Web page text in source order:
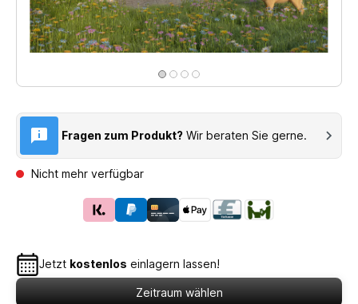
Fragen zum Produkt? Wir beraten Sie gerne.
Nicht mehr verfügbar
Jetzt kostenlos einlagern lassen!
Zeitraum wählen